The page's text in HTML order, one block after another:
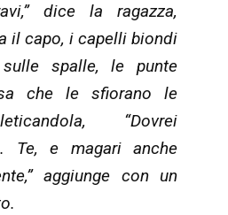
dice la ragazza,
il capo, i capelli biondi
spalle, le punte
che le sfiorano le
“Dovrei
Te, e magari anche
aggiunge con un